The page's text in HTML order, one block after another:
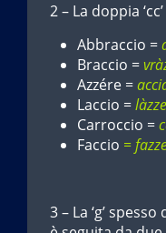
2 – La doppia
Abbraccio =
Braccio =
Azzére =
Laccio =làzze
Carroccio =
Faccio =
3 – La ‘g’